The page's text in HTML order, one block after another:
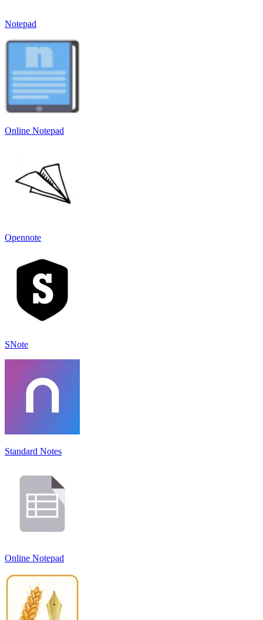
Notepad
Online Notepad
Opennote
SNote
Standard Notes
Online Notepad